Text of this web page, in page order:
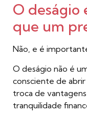
O deságio
que um
Não, e é
O deságio não é
consciente de
troca de
tranquilidade